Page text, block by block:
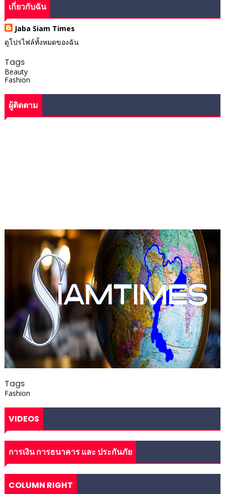
เกี่ยวกับฉัน
Jaba Siam Times
ดูโปรไฟล์ทั้งหมดของฉัน
Tags
Beauty
Fashion
ผู้ติดตาม
Tags
Fashion
VIDEOS
การเงิน การธนาคาร และ ประกันภัย
COLUMN RIGHT